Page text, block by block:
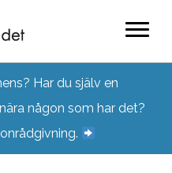
Har du själv en
någon som har det?